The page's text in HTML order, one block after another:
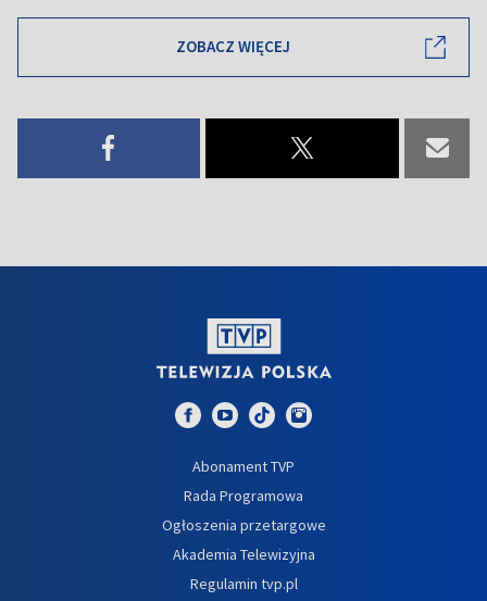
ZOBACZ WIĘCEJ
Abonament TVP
Rada Programowa
Ogłoszenia przetargowe
Akademia Telewizyjna
Regulamin tvp.pl